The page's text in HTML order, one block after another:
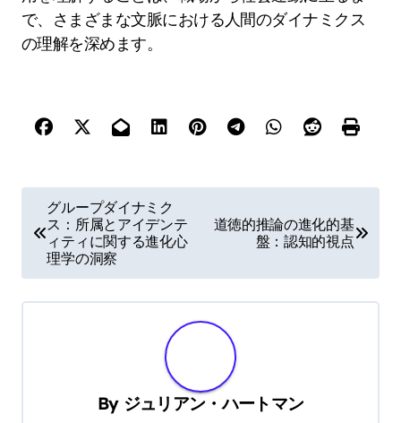
で、さまざまな文脈における人間のダイナミクス
の理解を深めます。
o
グループダイナミク
ス：所属とアイデンテ
ィティに関する進化心
理学の洞察
道徳的推論の進化的基
盤：認知的視点
By ジュリアン・ハートマン